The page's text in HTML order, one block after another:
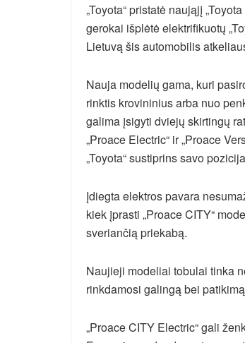
„Toyota“ pristatė naująjį
gerokai išplėtė elektrifikuotų
Lietuvą šis automobilis
Nauja modelių gama, kuri
rinktis krovininius arba nuo
galima įsigyti dviejų skirtingų
„Proace Electric“ ir „Proace
„Toyota“ sustiprins savo
Įdiegta elektros pavara
kiek įprasti „Proace CITY“
sveriančią priekabą.
Naujieji modeliai tobulai tinka
rinkdamosi galingą bei
„Proace CITY Electric“ gali